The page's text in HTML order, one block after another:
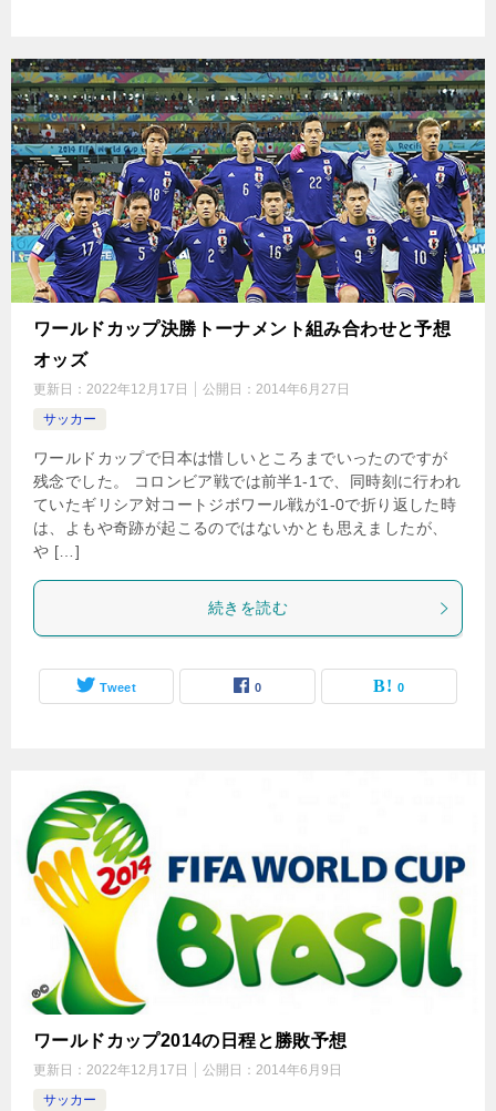
ワールドカップ決勝トーナメント組み合わせと予想
オッズ
更新日： 2022年12月17日 公開日： 2014年6月27日
サッカー
ワールドカップで日本は惜しいところまでいったのですが
残念でした。 コロンビア戦では前半1-1で、同時刻に行われ
ていたギリシア対コートジボワール戦が1-0で折り返した時
は、よもや奇跡が起こるのではないかとも思えましたが、
や […]
続きを読む
Tweet 0 0
ワールドカップ2014の日程と勝敗予想
更新日： 2022年12月17日 公開日： 2014年6月9日
サッカー